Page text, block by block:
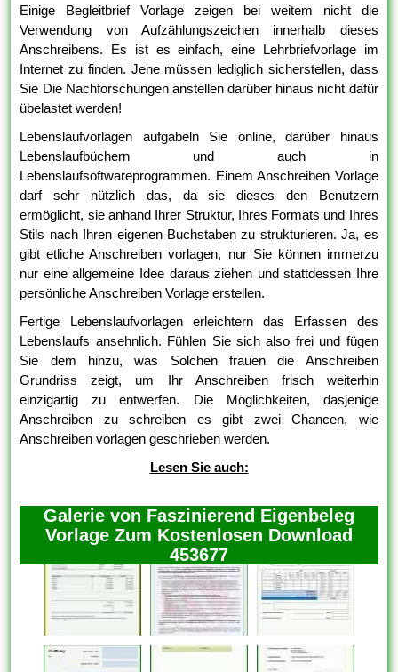
Einige Begleitbrief Vorlage zeigen bei weitem nicht die
Verwendung von Aufzählungszeichen innerhalb dieses
Anschreibens. Es ist es einfach, eine Lehrbriefvorlage im
Internet zu finden. Jene müssen lediglich sicherstellen, dass
Sie Die Nachforschungen anstellen darüber hinaus nicht dafür
übelastet werden!
Lebenslaufvorlagen aufgabeln Sie online, darüber hinaus
Lebenslaufbüchern und auch in
Lebenslaufsoftwareprogrammen. Einem Anschreiben Vorlage
darf sehr nützlich das, da sie dieses den Benutzern
ermöglicht, sie anhand Ihrer Struktur, Ihres Formats und Ihres
Stils nach Ihren eigenen Buchstaben zu strukturieren. Ja, es
gibt etliche Anschreiben vorlagen, nur Sie können immerzu
nur eine allgemeine Idee daraus ziehen und stattdessen Ihre
persönliche Anschreiben Vorlage erstellen.
Fertige Lebenslaufvorlagen erleichtern das Erfassen des
Lebenslaufs ansehnlich. Fühlen Sie sich also frei und fügen
Sie dem hinzu, was Solchen frauen die Anschreiben
Grundriss zeigt, um Ihr Anschreiben frisch weiterhin
einzigartig zu entwerfen. Die Möglichkeiten, dasjenige
Anschreiben zu schreiben es gibt zwei Chancen, wie
Anschreiben vorlagen geschrieben werden.
Lesen Sie auch:
Galerie von Faszinierend Eigenbeleg
Vorlage Zum Kostenlosen Download
453677